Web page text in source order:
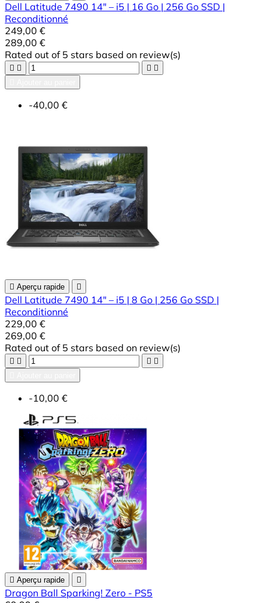
Dell Latitude 7490 14" – i5 | 16 Go | 256 Go SSD |
Reconditionné
249,00 €
289,00 €
Rated out of 5 stars based on review(s)
   
-40,00 €
 Aperçu rapide 
Dell Latitude 7490 14" – i5 | 8 Go | 256 Go SSD |
Reconditionné
229,00 €
269,00 €
Rated out of 5 stars based on review(s)
   
-10,00 €
 Aperçu rapide 
Dragon Ball Sparking! Zero - PS5